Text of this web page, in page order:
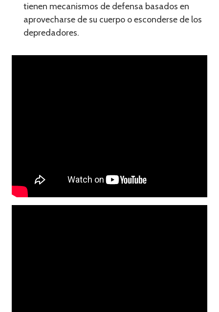
tienen mecanismos de defensa basados en
aprovecharse de su cuerpo o esconderse de los
depredadores.